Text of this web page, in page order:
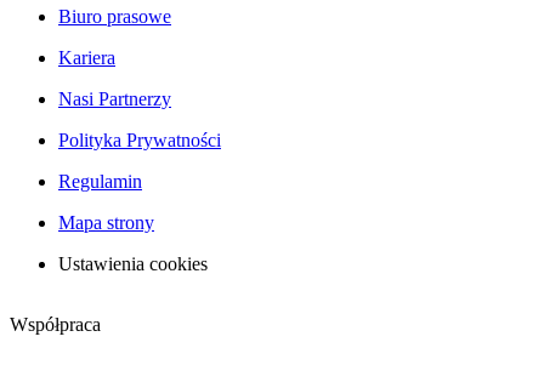
Biuro prasowe
Kariera
Nasi Partnerzy
Polityka Prywatności
Regulamin
Mapa strony
Ustawienia cookies
Współpraca